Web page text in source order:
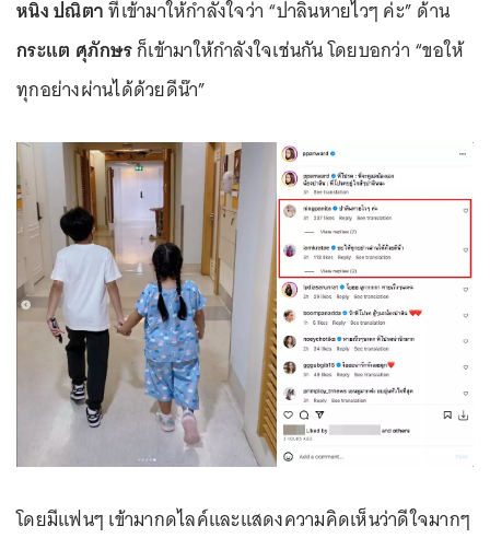
หนิง ปณิตาที่เข้ามาให้กำลังใจว่า “ปาลินหายไวๆ ค่ะ” ด้าน
กระแต ศุภักษรก็เข้ามาให้กำลังใจเช่นกัน โดยบอกว่า “ขอให้
ทุกอย่างผ่านได้ด้วยดีน๊า”
โดยมีแฟนๆ เข้ามากดไลค์และแสดงความคิดเห็นว่าดีใจมากๆ